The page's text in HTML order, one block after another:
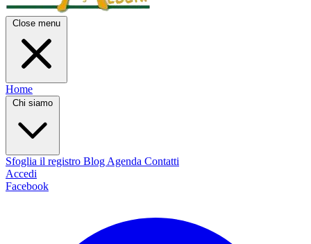
Close menu
Home
Chi siamo
Sfoglia il registro Blog Agenda Contatti
Accedi
Facebook